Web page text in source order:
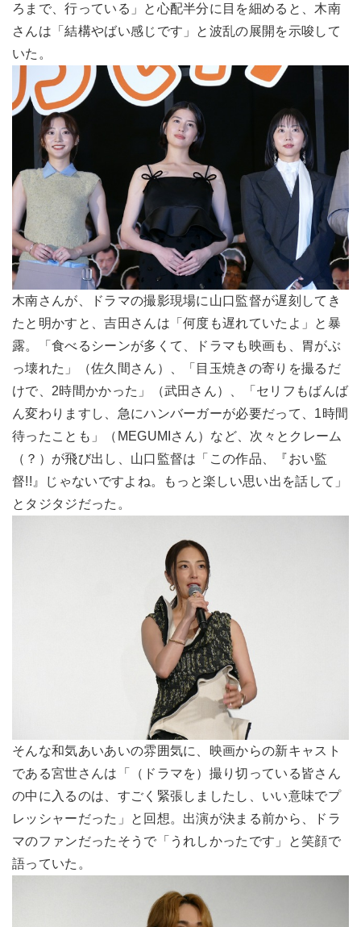
ろまで、行っている」と心配半分に目を細めると、木南
さんは「結構やばい感じです」と波乱の展開を示唆して
いた。
木南さんが、ドラマの撮影現場に山口監督が遅刻してき
たと明かすと、吉田さんは「何度も遅れていたよ」と暴
露。「食べるシーンが多くて、ドラマも映画も、胃がぶ
っ壊れた」（佐久間さん）、「目玉焼きの寄りを撮るだ
けで、2時間かかった」（武田さん）、「セリフもばんば
ん変わりますし、急にハンバーガーが必要だって、1時間
待ったことも」（MEGUMIさん）など、次々とクレーム
（？）が飛び出し、山口監督は「この作品、『おい監
督!!』じゃないですよね。もっと楽しい思い出を話して」
とタジタジだった。
そんな和気あいあいの雰囲気に、映画からの新キャスト
である宮世さんは「（ドラマを）撮り切っている皆さん
の中に入るのは、すごく緊張しましたし、いい意味でプ
レッシャーだった」と回想。出演が決まる前から、ドラ
マのファンだったそうで「うれしかったです」と笑顔で
語っていた。